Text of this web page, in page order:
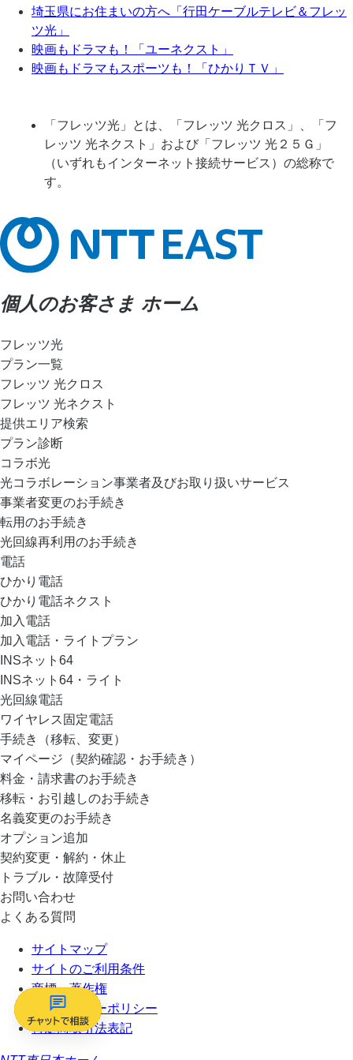
埼玉県にお住まいの方へ「行田ケーブルテレビ＆フレッ
ツ光」
映画もドラマも！「ユーネクスト」
映画もドラマもスポーツも！「ひかりＴＶ」
「フレッツ光」とは、「フレッツ 光クロス」、「フ
レッツ 光ネクスト」および「フレッツ 光２５Ｇ」
（いずれもインターネット接続サービス）の総称で
す。
個人のお客さま ホーム
フレッツ光
プラン一覧
フレッツ 光クロス
フレッツ 光ネクスト
提供エリア検索
プラン診断
コラボ光
光コラボレーション事業者及びお取り扱いサービス
事業者変更のお手続き
転用のお手続き
光回線再利用のお手続き
電話
ひかり電話
ひかり電話ネクスト
加入電話
加入電話・ライトプラン
INSネット64
INSネット64・ライト
光回線電話
ワイヤレス固定電話
手続き（移転、変更）
マイページ（契約確認・お手続き）
料金・請求書のお手続き
移転・お引越しのお手続き
名義変更のお手続き
オプション追加
契約変更・解約・休止
トラブル・故障受付
お問い合わせ
よくある質問
サイトマップ
サイトのご利用条件
商標・著作権
プライバシーポリシー
特定商取引法表記